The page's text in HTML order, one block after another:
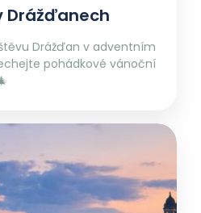
Drážďanech
Drážďan v adventním
pohádkové vánoční